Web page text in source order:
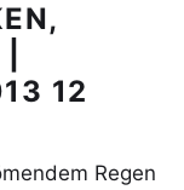
12
Regen